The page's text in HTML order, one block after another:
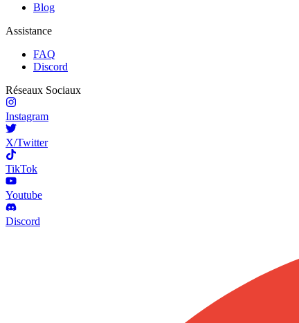
Blog
Assistance
FAQ
Discord
Réseaux Sociaux
Instagram
X/Twitter
TikTok
Youtube
Discord